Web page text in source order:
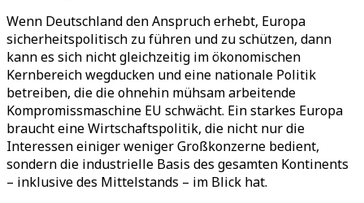
Wenn Deutschland den Anspruch erhebt, Europa
sicherheitspolitisch zu führen und zu schützen, dann
kann es sich nicht gleichzeitig im ökonomischen
Kernbereich wegducken und eine nationale Politik
betreiben, die die ohnehin mühsam arbeitende
Kompromissmaschine EU schwächt. Ein starkes Europa
braucht eine Wirtschaftspolitik, die nicht nur die
Interessen einiger weniger Großkonzerne bedient,
sondern die industrielle Basis des gesamten Kontinents
– inklusive des Mittelstands – im Blick hat.